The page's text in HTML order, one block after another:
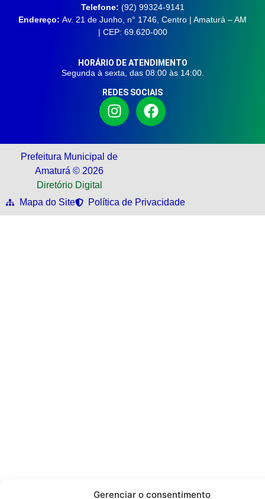
Gerenciar o consentimento
Telefone: (92) 99324-9141
Endereço: Av. 21 de Junho, n° 1746, Centro | Amaturá – AM
| CEP: 69.620-000
HORÁRIO DE ATENDIMENTO
Segunda à sexta, das 08:00 às 14:00.
REDES SOCIAIS
Prefeitura Municipal de
Amaturá © 2026
Diretório Digital
Mapa do Site
Política de Privacidade